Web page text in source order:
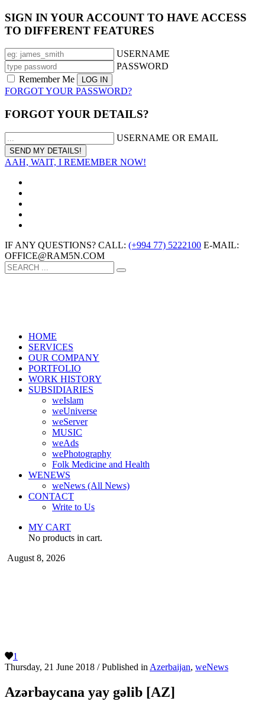
SIGN IN YOUR ACCOUNT TO HAVE ACCESS
TO DIFFERENT FEATURES
USERNAME
PASSWORD
Remember Me
FORGOT YOUR PASSWORD?
FORGOT YOUR DETAILS?
USERNAME OR EMAIL
AAH, WAIT, I REMEMBER NOW!
IF ANY QUESTIONS? CALL: (+994 77) 5222100 E-MAIL:
OFFICE@RAM5N.COM
HOME
SERVICES
OUR COMPANY
PORTFOLIO
WORK HISTORY
SUBSIDIARIES
weIslam
weUniverse
weServer
MUSIC
weAds
wePhotography
Folk Medicine and Health
WENEWS
weNews (All News)
CONTACT
Write to Us
MY CART
No products in cart.
August 8, 2026
1
Thursday, 21 June 2018 /Published in Azerbaijan, weNews
Azərbaycana yay gəlib [AZ]